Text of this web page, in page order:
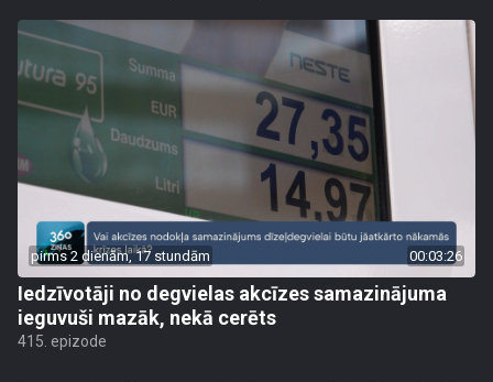
pirms 2 dienām, 17 stundām 00:03:26
Iedzīvotāji no degvielas akcīzes samazinājuma
ieguvuši mazāk, nekā cerēts
415. epizode